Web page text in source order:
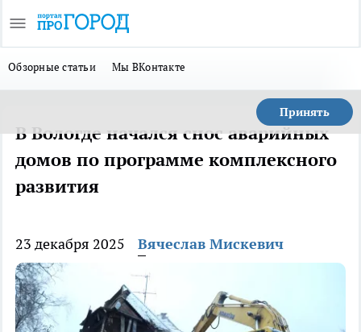
Обзорные статьи Мы ВКонтакте
Принять
В Вологде начался снос аварийных
домов по программе комплексного
развития
23 декабря 2025 Вячеслав Мискевич